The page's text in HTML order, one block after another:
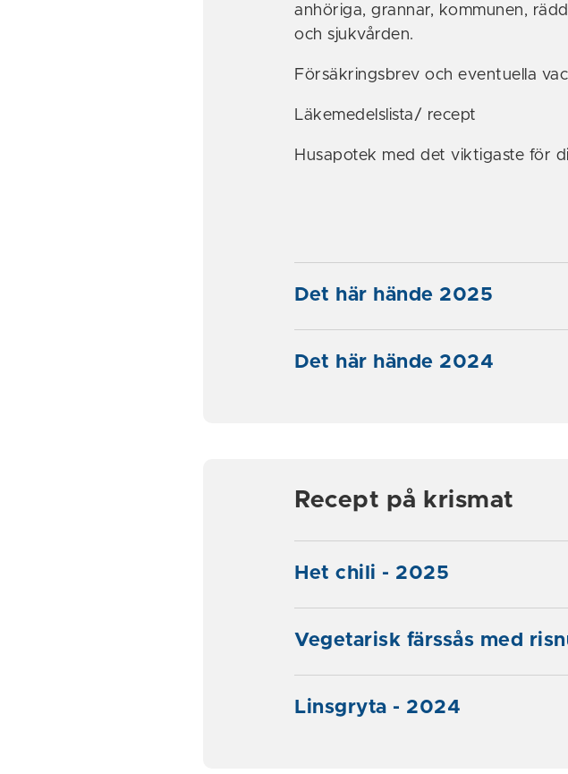
anhöriga, grannar, kommunen,
och sjukvården.
Försäkringsbrev och eventuella
Läkemedelslista/ recept
Husapotek med det viktigaste för
Det här hände 2025
Det här hände 2024
Recept på krismat
Het chili - 2025
Vegetarisk färssås med
Linsgryta - 2024